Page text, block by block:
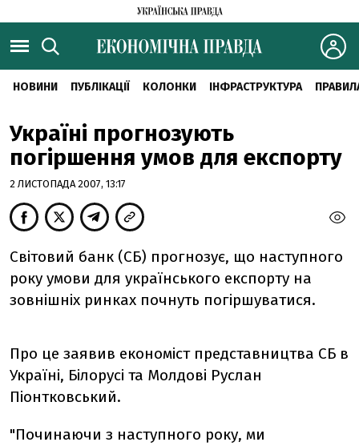
НОВИНИ ПУБЛІКАЦІЇ КОЛОНКИ ІНФРАСТРУКТУРА
Україні прогнозують
погіршення умов для експорту
2 ЛИСТОПАДА 2007, 13:17
Світовий банк (СБ) прогнозує, що наступного
року умови для українського експорту на
зовнішніх ринках почнуть погіршуватися.
Про це заявив економіст представництва СБ в
Україні, Білорусі та Молдові Руслан
Піонтковський.
"Починаючи з наступного року, ми